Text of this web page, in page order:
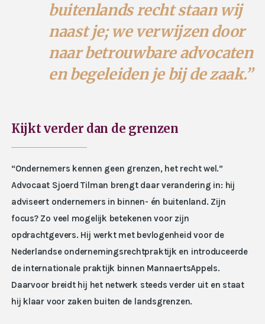
buitenlands recht staan wij
naast je; we verwijzen door
naar betrouwbare advocaten
en begeleiden je bij de zaak.”
Kijkt verder dan de grenzen
“Ondernemers kennen geen grenzen, het recht wel.”
Advocaat Sjoerd Tilman brengt daar verandering in: hij
adviseert ondernemers in binnen- én buitenland. Zijn
focus? Zo veel mogelijk betekenen voor zijn
opdrachtgevers. Hij werkt met bevlogenheid voor de
Nederlandse ondernemingsrechtpraktijk en introduceerde
de internationale praktijk binnen MannaertsAppels.
Daarvoor breidt hij het netwerk steeds verder uit en staat
hij klaar voor zaken buiten de landsgrenzen.